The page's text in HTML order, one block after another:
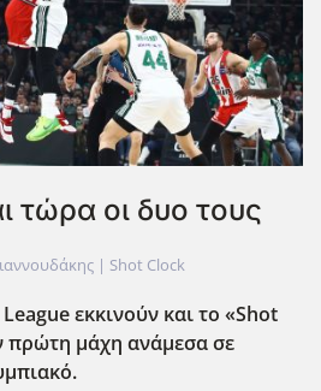
τώρα οι δυο τους
| Shot Clock
Leagueεκκινούν και το «Shot
πρώτη μάχη ανάμεσα σε